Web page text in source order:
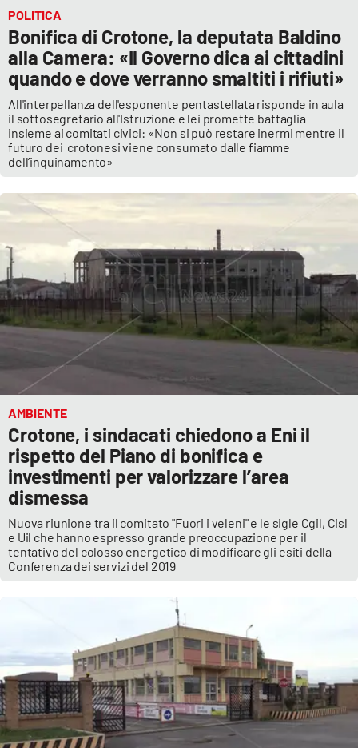
POLITICA
Bonifica di Crotone, la deputata Baldino
alla Camera: «Il Governo dica ai cittadini
quando e dove verranno smaltiti i rifiuti»
All'interpellanza dell'esponente pentastellata risponde in aula
il sottosegretario all'Istruzione e lei promette battaglia
insieme ai comitati civici: «Non si può restare inermi mentre il
futuro dei crotonesi viene consumato dalle fiamme
dell’inquinamento»
AMBIENTE
Crotone, i sindacati chiedono a Eni il
rispetto del Piano di bonifica e
investimenti per valorizzare l’area
dismessa
Nuova riunione tra il comitato "Fuori i veleni" e le sigle Cgil, Cisl
e Uil che hanno espresso grande preoccupazione per il
tentativo del colosso energetico di modificare gli esiti della
Conferenza dei servizi del 2019